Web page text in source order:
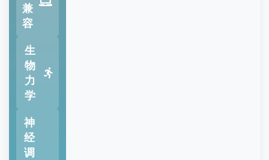
兼
容
生
物
力
学
神
经
调